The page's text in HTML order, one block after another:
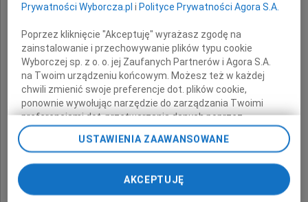
po stracie
Taty
Łączymy się w bólu
z całą Rodziną
Prywatności Wyborcza.pl i Polityce Prywatności Agora S.A.
Poprzez kliknięcie "Akceptuję" wyrażasz zgodę na
zainstalowanie i przechowywanie plików typu cookie
Wyborczej sp. z o. o. jej Zaufanych Partnerów i Agora S.A.
na Twoim urządzeniu końcowym. Możesz też w każdej
chwili zmienić swoje preferencje dot. plików cookie,
ponownie wywołując narzędzie do zarządzania Twoimi
preferencjami dot. przetwarzania danych poprzez
odnośnik „Ustawienia prywatności” w stopce serwisu i
przechodząc do sekcji „Ustawienia zaawansowane”.
pomocą ustawień przeglądarki.
My, nasi Zaufani Partnerzy i Agora S.A. możemy
USTAWIENIA ZAAWANSOWANE
AKCEPTUJĘ